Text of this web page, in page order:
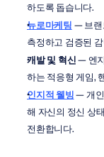
하도록 돕습니다.
뉴로마케팅 — 브랜
측정하고 검증된
개발 및 혁신 — 엔
하는 적응형 게임,
인지적 웰빙 — 개인
해 자신의 정신 상
전환합니다.